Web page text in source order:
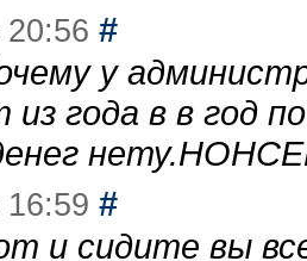
#
у
года в в год
#
и сидите вы